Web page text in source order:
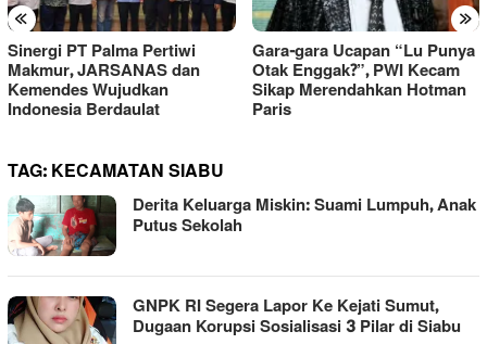
« »
Sinergi PT Palma Pertiwi
Makmur, JARSANAS dan
Kemendes Wujudkan
Indonesia Berdaulat
Gara-gara Ucapan “Lu Punya
Otak Enggak?”, PWI Kecam
Sikap Merendahkan Hotman
Paris
TAG:KECAMATAN SIABU
Derita Keluarga Miskin: Suami Lumpuh, Anak
Putus Sekolah
GNPK RI Segera Lapor Ke Kejati Sumut,
Dugaan Korupsi Sosialisasi 3 Pilar di Siabu